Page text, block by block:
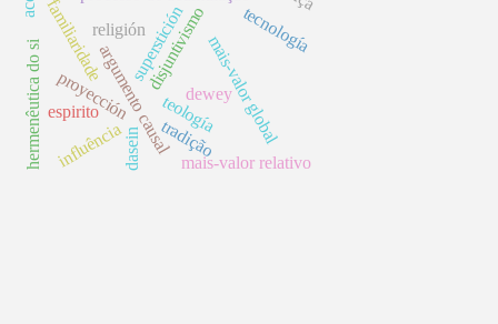
argumento causal
superstición
proyección mais-valor global
mais-valor relativo
disjuntivismo
religión tecnología
dewey
teología
espirito
influência
familiaridade
dasein tradição
hermenêutica do si